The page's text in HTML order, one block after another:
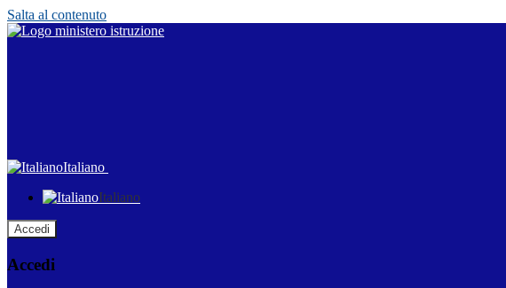
Salta al contenuto
Italiano
Italiano
Accedi
Accedi